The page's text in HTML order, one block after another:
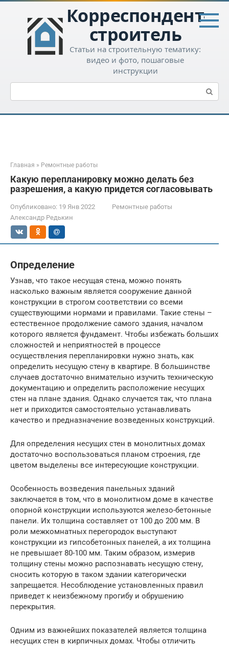
Перейти
контенту
Корреспондент-
строитель
Статьи на строительную тематику:
видео и фото, пошаговые
инструкции
Поиск:
Главная » Ремонтные работы
Какую перепланировку можно делать без
разрешения, а какую придется согласовывать
Опубликовано: 19 Янв 2022
Ремонтные работы
Александр Редькин
Определение
Узнав, что такое несущая стена, можно понять
насколько важным является сооружение данной
конструкции в строгом соответствии со всеми
существующими нормами и правилами. Такие стены –
естественное продолжение самого здания, началом
которого является фундамент. Чтобы избежать больших
сложностей и неприятностей в процессе
осуществления перепланировки нужно знать, как
определить несущую стену в квартире. В большинстве
случаев достаточно внимательно изучить техническую
документацию и определить расположение несущих
стен на плане здания. Однако случается так, что плана
нет и приходится самостоятельно устанавливать
качество и предназначение возведенных конструкций.
Для определения несущих стен в монолитных домах
достаточно воспользоваться планом строения, где
цветом выделены все интересующие конструкции.
Особенность возведения панельных зданий
заключается в том, что в монолитном доме в качестве
опорной конструкции используются железо-бетонные
панели. Их толщина составляет от 100 до 200 мм. В
роли межкомнатных перегородок выступают
конструкции из гипсобетонных панелей, а их толщина
не превышает 80-100 мм. Таким образом, измерив
толщину стены можно распознавать несущую стену,
сносить которую в таком здании категорически
запрещается. Несоблюдение установленных правил
приведет к неизбежному прогибу и обрушению
перекрытия.
Одним из важнейших показателей является толщина
несущих стен в кирпичных домах. Чтобы отличить